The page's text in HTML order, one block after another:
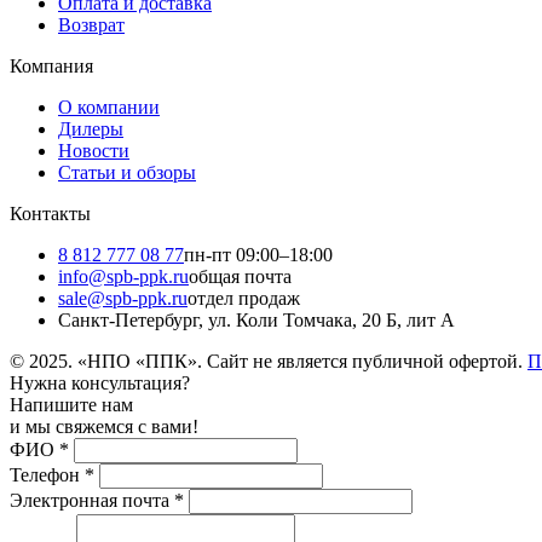
Возврат
Компания
О компании
Дилеры
Новости
Статьи и обзоры
Контакты
8 812 777 08 77пн-пт 09:00–18:00
info@spb-ppk.ruобщая почта
sale@spb-ppk.ruотдел продаж
Санкт-Петербург, ул. Коли Томчака, 20 Б, лит А
© 2025. «НПО «ППК». Сайт не является публичной офертой.
Нужна консультация?
Напишите нам
и мы свяжемся с вами!
ФИО *
Телефон *
Электронная почта *